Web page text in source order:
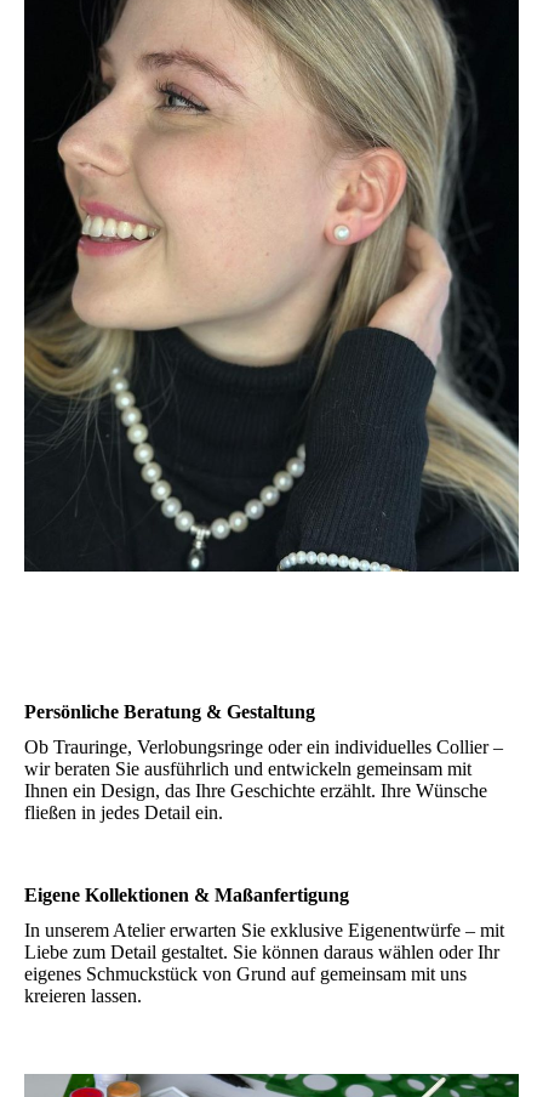
Persönliche Beratung & Gestaltung
Ob Trauringe, Verlobungsringe oder ein individuelles Collier –
wir beraten Sie ausführlich und entwickeln gemeinsam mit
Ihnen ein Design, das Ihre Geschichte erzählt. Ihre Wünsche
fließen in jedes Detail ein.
Eigene Kollektionen & Maßanfertigung
In unserem Atelier erwarten Sie exklusive Eigenentwürfe – mit
Liebe zum Detail gestaltet. Sie können daraus wählen oder Ihr
eigenes Schmuckstück von Grund auf gemeinsam mit uns
kreieren lassen.